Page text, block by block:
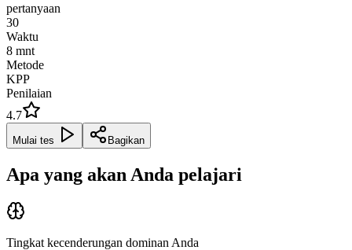
pertanyaan
30
Waktu
8 mnt
Metode
KPP
Penilaian
4.7
Mulai tes Bagikan
Apa yang akan Anda pelajari
Tingkat kecenderungan dominan Anda